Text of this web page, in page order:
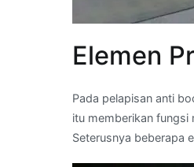
Elemen
Pada pelapisan anti
itu memberikan fungsi
Seterusnya beberapa